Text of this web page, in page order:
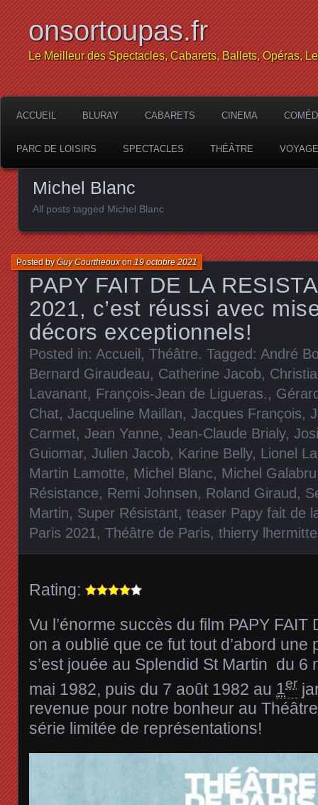
onsortoupas.fr
Le Meilleur des Spectacles, Cabarets, Ballets, Opéras,
ACCUEIL BLURAY CABARETS CINEMA
PARC DE LOISIRS SPECTACLES THÉÂTRE
Michel Blanc
All posts tagged Michel Blanc
PAPY FAIT DE LA
2021, c’est réussi avec
décors exceptionnels!
Posted byGuy Courtheouxon 19 octobre 2021
Posted in: Accueil, Théâtre. Tagged: André
Bernard Giraudeau, Catherine Jacob,
Lavanant, François-Jean de Ligueras.,
Chat, Jacqueline Maillan, Jacques François,
Carmet, Jean Yanne, Jean-Claude Brialy,
Guiomar, Julien Jacob, Karine Belly, Lionel
Martin Lamotte, Michel Blanc, Michel Galabru
Résistance, Remi Johnsen, Roland Giraud,
Martin, Super Résistant, teaser Papy fait de
Paris 2021, Théâtre de Paris, thierry lhermitte
Rating:
Vu l’énorme succès du film PAPY FAIT
on a oublié que ce fut tout d’abord une
s’est jouée au Splendid St Martin du 6
mai 1982, puis du 7 août 1982 au 1er
revenue pour notre bonheur au
série limitée de représentations!